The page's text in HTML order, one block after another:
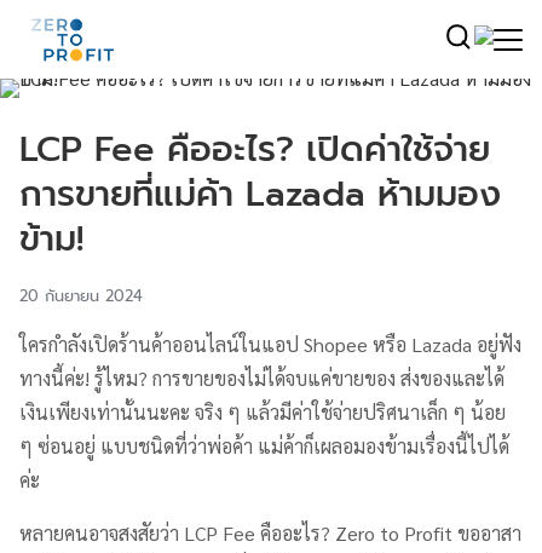
LCP Fee คืออะไร? เปิดค่าใช้จ่าย
การขายที่แม่ค้า Lazada ห้ามมอง
ข้าม!
20 กันยายน 2024
ใครกำลังเปิดร้านค้าออนไลน์ในแอป Shopee หรือ Lazada อยู่ฟัง
ทางนี้ค่ะ! รู้ไหม? การขายของไม่ได้จบแค่ขายของ ส่งของและได้
เงินเพียงเท่านั้นนะคะ จริง ๆ แล้วมีค่าใช้จ่ายปริศนาเล็ก ๆ น้อย
ๆ ซ่อนอยู่ แบบชนิดที่ว่าพ่อค้า แม่ค้าก็เผลอมองข้ามเรื่องนี้ไปได้
ค่ะ
หลายคนอาจสงสัยว่า LCP Fee คืออะไร? Zero to Profit ขออาสา